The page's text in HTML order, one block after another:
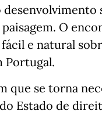
desenvolvimento
O
e natural
Portugal.
que se torna
Estado de